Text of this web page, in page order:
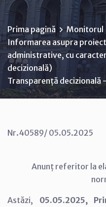
Prima pagină Monitorul
Informarea asupra
administrative, cu
decizională)
Transparență decizională
Nr.40589/ 05.05.2025
Anunț referitor la
Astăzi, 05.05.2025,